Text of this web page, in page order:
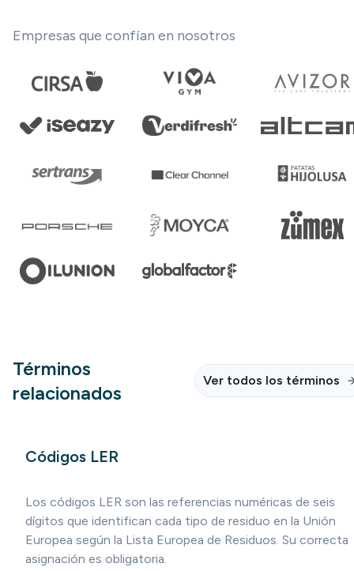
Empresas que confían en nosotros
Términos
relacionados
Ver todos los términos
Códigos LER
Los códigos LER son las referencias numéricas de seis
dígitos que identifican cada tipo de residuo en la Unión
Europea según la Lista Europea de Residuos. Su correcta
asignación es obligatoria.